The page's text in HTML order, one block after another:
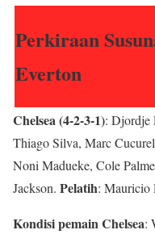
Perkiraan
Everton
Chelsea (4-2-3-1): Djordje
Thiago Silva, Marc
Noni Madueke, Cole
Jackson. Pelatih: Mauricio
Kondisi pemain Chelsea: